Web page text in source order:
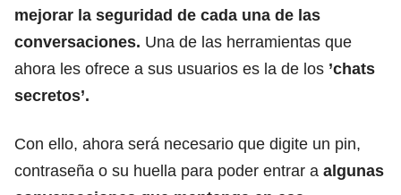
mejorar la seguridad de cada una de las
conversaciones. Una de las herramientas que
ahora les ofrece a sus usuarios es la de los ’chats
secretos’.
Con ello, ahora será necesario que digite un pin,
contraseña o su huella para poder entrar a algunas